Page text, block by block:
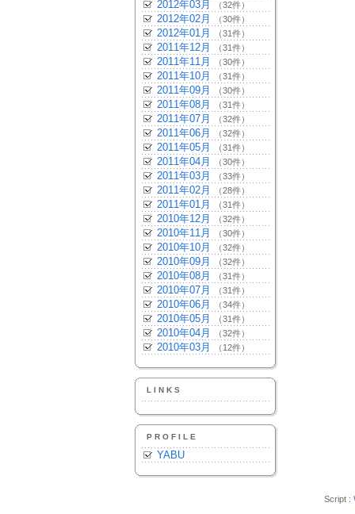
2012年03月 （32件）
2012年02月 （30件）
2012年01月 （31件）
2011年12月 （31件）
2011年11月 （30件）
2011年10月 （31件）
2011年09月 （30件）
2011年08月 （31件）
2011年07月 （32件）
2011年06月 （32件）
2011年05月 （31件）
2011年04月 （30件）
2011年03月 （33件）
2011年02月 （28件）
2011年01月 （31件）
2010年12月 （32件）
2010年11月 （30件）
2010年10月 （32件）
2010年09月 （32件）
2010年08月 （31件）
2010年07月 （31件）
2010年06月 （34件）
2010年05月 （31件）
2010年04月 （32件）
2010年03月 （12件）
LINKS
PROFILE
YABU
Script :